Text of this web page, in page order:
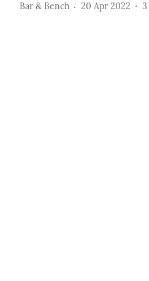
Bar & Bench 20 Apr 2022 3